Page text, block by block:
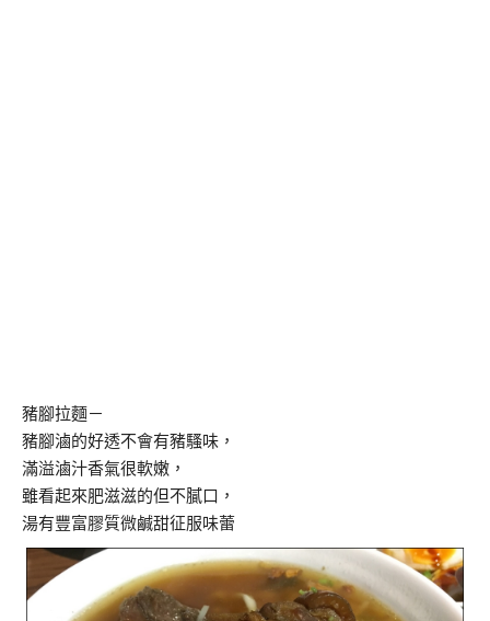
豬腳拉麵－
豬腳滷的好透不會有豬騷味，
滿溢滷汁香氣很軟嫩，
雖看起來肥滋滋的但不膩口，
湯有豐富膠質微鹹甜征服味蕾